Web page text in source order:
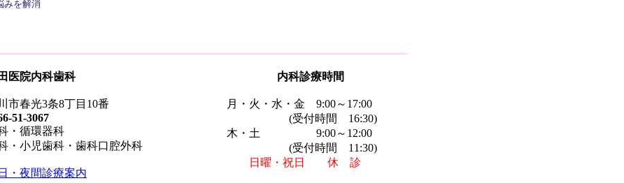
みを解消
医院内科歯科
市春光3条8丁目10番
51-3067
・循環器科
・小児歯科・歯科口腔外科
内科診療時間
月・火・水・金 9:00～17:00
(受付時間 16:30)
木・土 9:00～12:00
(受付時間 11:30)
日曜・祝日 休 診